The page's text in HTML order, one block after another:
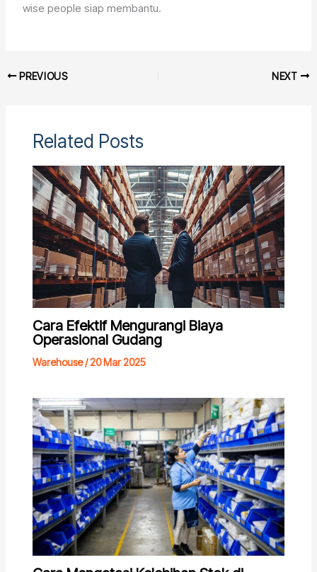
wise people siap membantu.
PREVIOUS NEXT
Related Posts
Cara Efektif Mengurangi Biaya
Operasional Gudang
Warehouse/20 Mar 2025